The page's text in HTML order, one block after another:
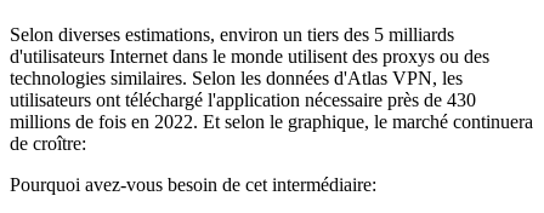
Selon diverses estimations, environ un tiers des 5 milliards
d'utilisateurs Internet dans le monde utilisent des proxys ou des
technologies similaires. Selon les données d'Atlas VPN, les
utilisateurs ont téléchargé l'application nécessaire près de 430
millions de fois en 2022. Et selon le graphique, le marché continuera
de croître:
Pourquoi avez-vous besoin de cet intermédiaire: